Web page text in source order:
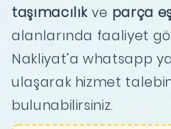
taşımacılık ve parça
alanlarında faaliyet
Nakliyat’a whatsapp
ulaşarak hizmet
bulunabilirsiniz.